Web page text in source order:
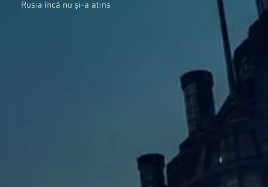
Rusia încă nu și-a atins